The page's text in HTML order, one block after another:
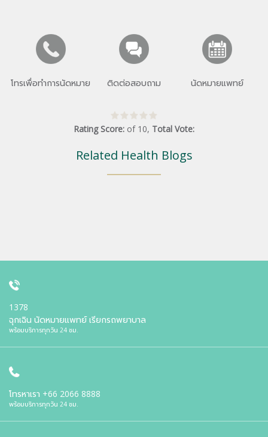
โทรเพื่อทำการนัดหมาย ติดต่อสอบถาม นัดหมายแพทย์
Rating Score: of 10, Total Vote:
Related Health Blogs
1378
ฉุกเฉิน นัดหมายแพทย์ เรียกรถพยาบาล
พร้อมบริการทุกวัน 24 ชม.
โทรหาเรา +66 2066 8888
พร้อมบริการทุกวัน 24 ชม.